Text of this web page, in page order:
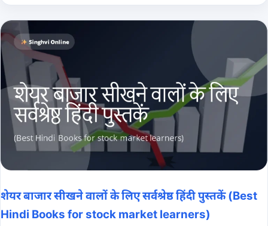
शेयर बाजार सीखने वालों के लिए सर्वश्रेष्ठ हिंदी पुस्तकें (Best
Hindi Books for stock market learners)